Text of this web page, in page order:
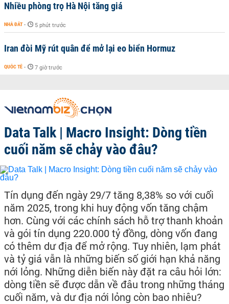
Nhiều phòng trọ Hà Nội tăng giá
NHÀ ĐẤT - 5 phút trước
Iran đòi Mỹ rút quân để mở lại eo biển Hormuz
QUỐC TẾ - 7 giờ trước
Data Talk | Macro Insight: Dòng tiền
cuối năm sẽ chảy vào đâu?
Tín dụng đến ngày 29/7 tăng 8,38% so với cuối
năm 2025, trong khi huy động vốn tăng chậm
hơn. Cùng với các chính sách hỗ trợ thanh khoản
và gói tín dụng 220.000 tỷ đồng, dòng vốn đang
có thêm dư địa để mở rộng. Tuy nhiên, lạm phát
và tỷ giá vẫn là những biến số giới hạn khả năng
nới lỏng. Những diễn biến này đặt ra câu hỏi lớn:
dòng tiền sẽ được dẫn về đâu trong những tháng
cuối năm, và dư địa nới lỏng còn bao nhiêu?